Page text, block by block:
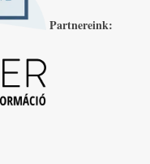
Partnereink: